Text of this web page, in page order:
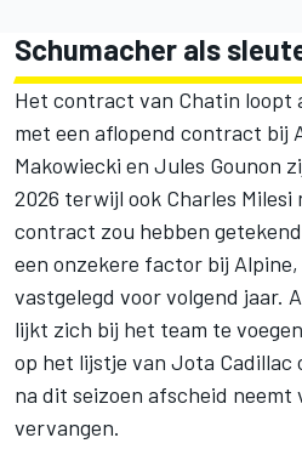
Schumacher als
Het contract van Chatin loopt
met een aflopend contract bij
Makowiecki en Jules Gounon
2026 terwijl ook Charles Milesi
contract zou hebben
een onzekere factor bij
vastgelegd voor volgend jaar.
lijkt zich bij het team te
op het lijstje van Jota
na dit seizoen afscheid neemt
vervangen.